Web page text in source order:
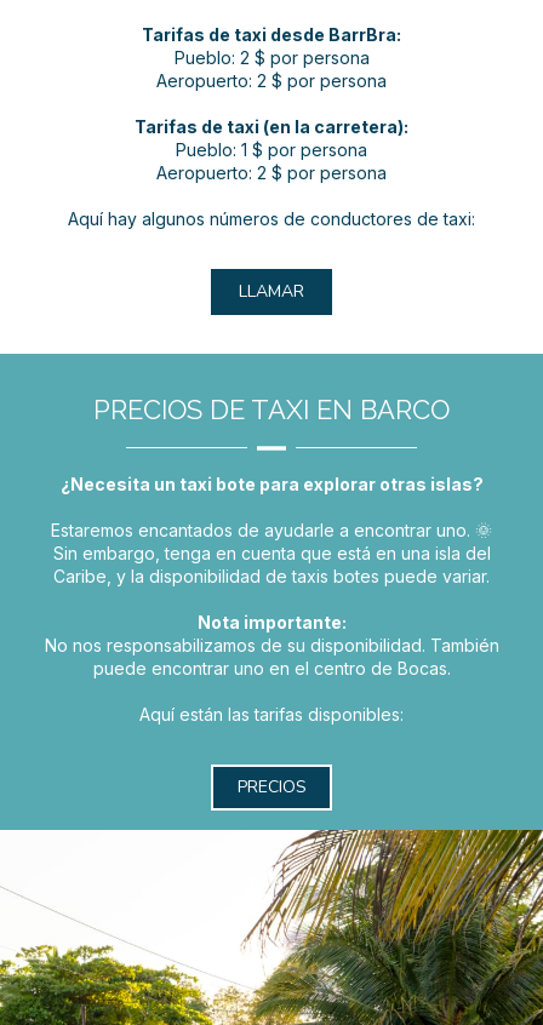
Tarifas de taxi desde BarrBra:
Pueblo: 2 $ por persona
Aeropuerto: 2 $ por persona
Tarifas de taxi (en la carretera):
Pueblo: 1 $ por persona
Aeropuerto: 2 $ por persona
Aquí hay algunos números de conductores de taxi:
LLAMAR
PRECIOS DE TAXI EN BARCO
¿Necesita un taxi bote para explorar otras islas?
Estaremos encantados de ayudarle a encontrar uno. 🌞
Sin embargo, tenga en cuenta que está en una isla del
Caribe, y la disponibilidad de taxis botes puede variar.
Nota importante:
No nos responsabilizamos de su disponibilidad. También
puede encontrar uno en el centro de Bocas.
Aquí están las tarifas disponibles:
PRECIOS